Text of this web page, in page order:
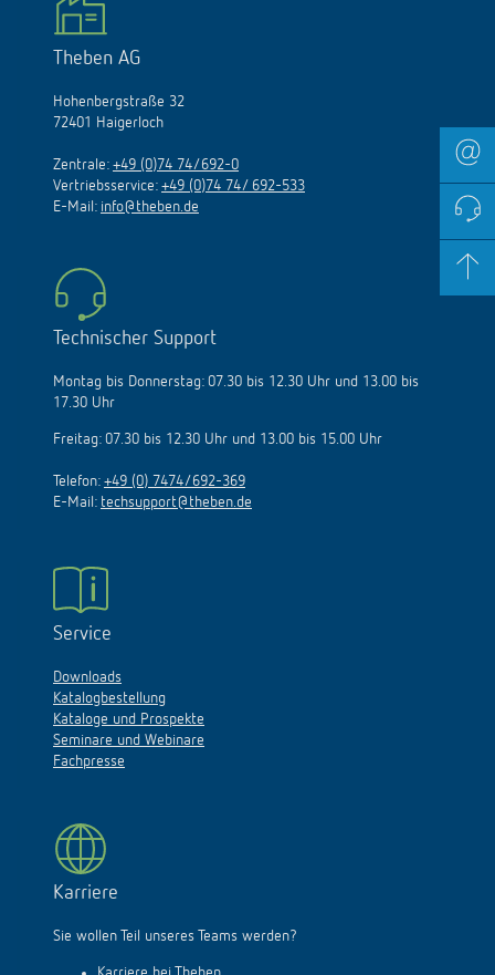
Theben AG
Hohenbergstraße 32
72401 Haigerloch
Zentrale: +49 (0)74 74/692-0
Vertriebsservice: +49 (0)74 74/ 692-533
E-Mail: info@theben.de
Technischer Support
Montag bis Donnerstag: 07.30 bis 12.30 Uhr und 13.00 bis
17.30 Uhr
Freitag: 07.30 bis 12.30 Uhr und 13.00 bis 15.00 Uhr
Telefon: +49 (0) 7474/692-369
E-Mail: techsupport@theben.de
Service
Downloads
Katalogbestellung
Kataloge und Prospekte
Seminare und Webinare
Fachpresse
Karriere
Sie wollen Teil unseres Teams werden?